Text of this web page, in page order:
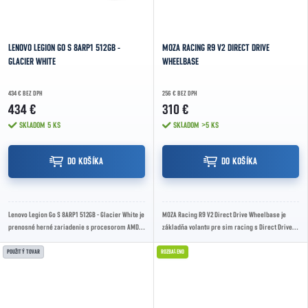
LENOVO LEGION GO S 8ARP1 512GB -
GLACIER WHITE
434 € BEZ DPH
434 €
SKLADOM 5 KS
DO KOŠÍKA
Lenovo Legion Go S 8ARP1 512GB - Glacier White je
prenosné herné zariadenie s procesorom AMD
MOZA RACING R9 V2 DIRECT DRIVE
WHEELBASE
256 € BEZ DPH
310 €
SKLADOM >5 KS
DO KOŠÍKA
MOZA Racing R9 V2 Direct Drive Wheelbase je
základňa volantu pre sim racing s Direct Drive
180...
POUŽITÝ TOVAR ROZBALENO